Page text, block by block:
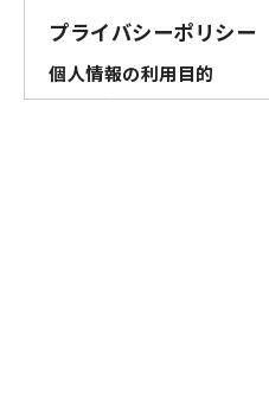
プライバシーポリシー
個人情報の利用目的
お問い合わせフォームへご記